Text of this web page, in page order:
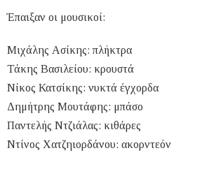
Έπαιξαν οι μουσικοί:
Μιχάλης Ασίκης: πλήκτρα
Τάκης Βασιλείου: κρουστά
Νίκος Κατσίκης: νυκτά έγχορδα
Δημήτρης Μουτάφης: μπάσο
Παντελής Ντζιάλας: κιθάρες
Ντίνος Χατζηιορδάνου: ακορντεόν